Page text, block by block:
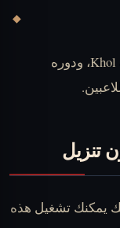
جزء كبير من معنى اللعبة يأتي من شخصية Khol، ودوره
تنزيل
يمكنك تشغيل هذه